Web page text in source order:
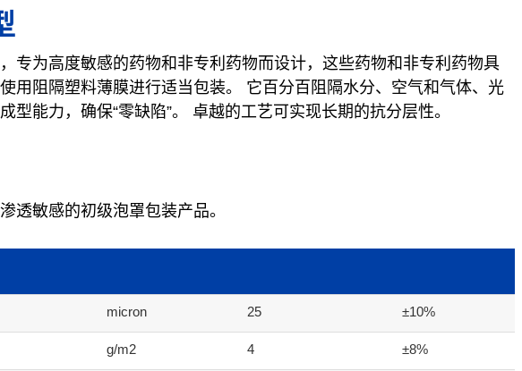
专为高度敏感的药物和非专利药物而设计，这些药物和非专利药物具
用阻隔塑料薄膜进行适当包装。 它百分百阻隔水分、空气和气体、光
型能力，确保“零缺陷”。 卓越的工艺可实现长期的抗分层性。
透敏感的初级泡罩包装产品。
micron 25
±10%
g/m2 4
±8%